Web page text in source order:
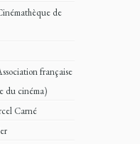
de
française
du cinéma)
Carné